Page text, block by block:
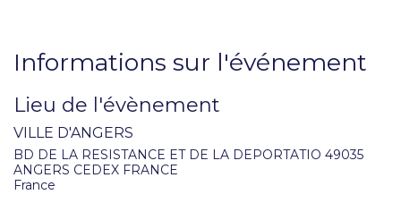
Informations sur l'événement
Lieu de l'évènement
VILLE D'ANGERS
BD DE LA RESISTANCE ET DE LA DEPORTATIO 49035
ANGERS CEDEX FRANCE
France